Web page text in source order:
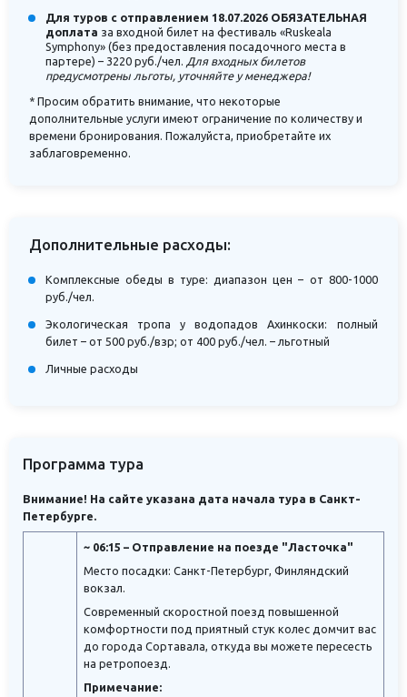
Для туров с отправлением 18.07.2026 ОБЯЗАТЕЛЬНАЯ
доплата за входной билет на фестиваль «Ruskeala
Symphony» (без предоставления посадочного места в
партере) – 3220 руб./чел.
Для входных билетов
предусмотрены льготы, уточняйте у менеджера!
* Просим обратить внимание, что некоторые
дополнительные услуги имеют ограничение по количеству и
времени бронирования. Пожалуйста, приобретайте их
заблаговременно.
Дополнительные расходы:
Комплексные обеды в туре: диапазон цен – от 800-1000
руб./чел.
Экологическая тропа у водопадов Ахинкоски: полный
билет – от 500 руб./взр; от 400 руб./чел. – льготный
Личные расходы
Программа тура
Внимание! На сайте указана дата начала тура в Санкт-
Петербурге.
~ 06:15 – Отправление на поезде "Ласточка"
Место посадки: Санкт-Петербург, Финляндский
вокзал.
Современный скоростной поезд повышенной
комфортности под приятный стук колес домчит вас
до города Сортавала, откуда вы можете пересесть
на ретропоезд.
Примечание: